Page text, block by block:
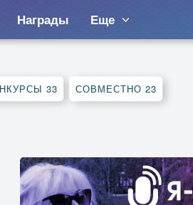
Награды Еще
33 СОВМЕСТНО 23